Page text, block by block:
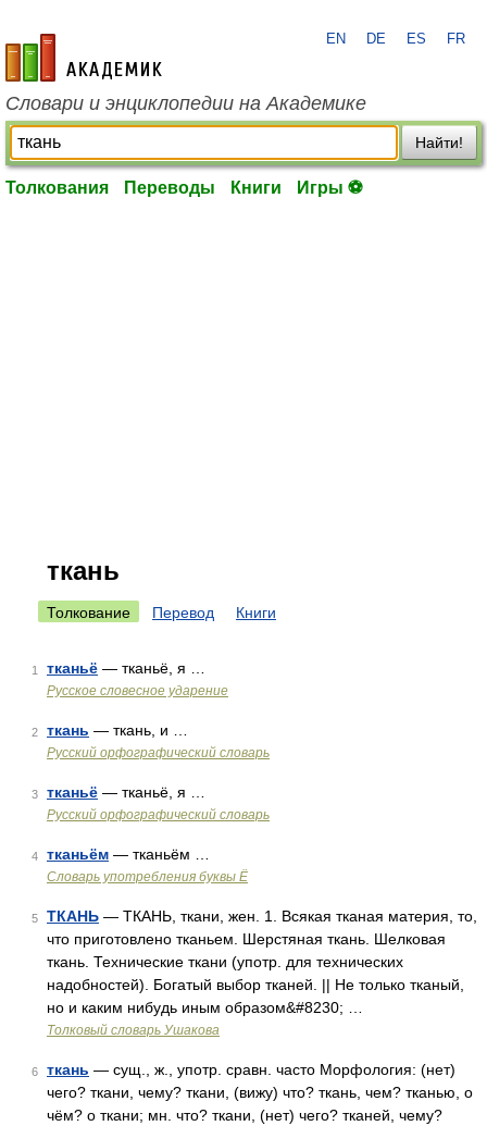
academic.ru
EN DE ES FR
Словари и энциклопедии на Академике
Найти!
Толкования Переводы Книги Игры ⚽
ткань
Толкование Перевод Книги
1 тканьё — тканьё, я …
Русское словесное ударение
2 ткань — ткань, и …
Русский орфографический словарь
3 тканьё — тканьё, я …
Русский орфографический словарь
4 тканьём — тканьём …
Словарь употребления буквы Ё
5 ТКАНЬ — ТКАНЬ, ткани, жен. 1. Всякая тканая материя, то,
что приготовлено тканьем. Шерстяная ткань. Шелковая
ткань. Технические ткани (употр. для технических
надобностей). Богатый выбор тканей. || Не только тканый,
но и каким нибудь иным образом&#8230; …
Толковый словарь Ушакова
6 ткань — сущ., ж., употр. сравн. часто Морфология: (нет)
чего? ткани, чему? ткани, (вижу) что? ткань, чем? тканью, о
чём? о ткани; мн. что? ткани, (нет) чего? тканей, чему?